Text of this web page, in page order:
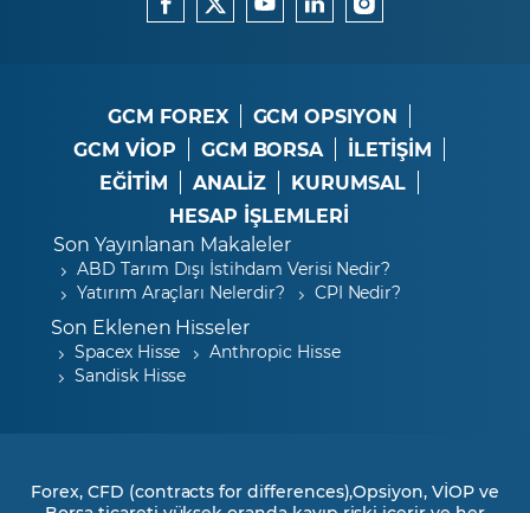
GCM FOREX
GCM OPSIYON
GCM VİOP
GCM BORSA
İLETİŞİM
EĞİTİM
ANALİZ
KURUMSAL
HESAP İŞLEMLERİ
Son Yayınlanan Makaleler
ABD Tarım Dışı İstihdam Verisi Nedir?
Yatırım Araçları Nelerdir?
CPI Nedir?
Son Eklenen Hisseler
Spacex Hisse
Anthropic Hisse
Sandisk Hisse
Forex, CFD (contracts for differences),Opsiyon, VİOP ve